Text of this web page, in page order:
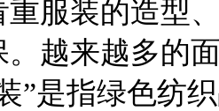
重服装的造型
越来越多的
”是指绿色纺